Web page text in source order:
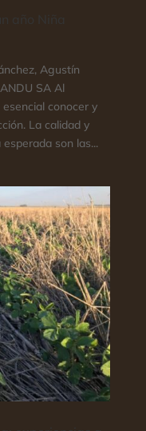
Agustín
SA Al
conocer y
La calidad y
son las...